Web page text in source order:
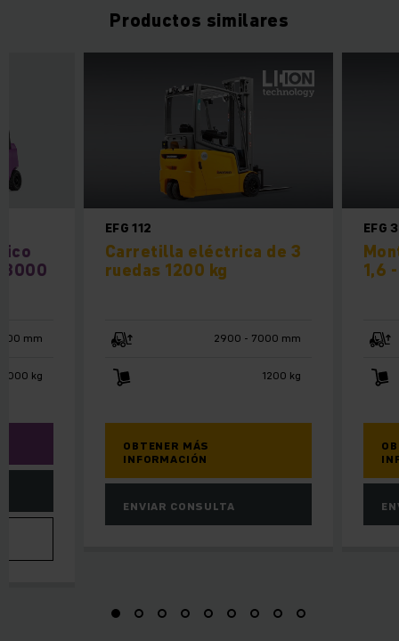
Productos similares
EFG 112
Carretilla eléctrica de 3
ruedas 1200 kg
2900 - 7000 mm
1200 kg
OBTENER MÁS
INFORMACIÓN
ENVIAR CONSULTA
EFG
1,6
3000
mm
kg